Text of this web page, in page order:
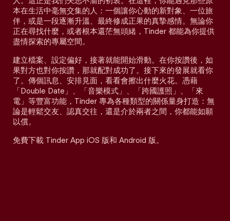
本在生活中毫無交集的人：一個讓你心動的新對象、一位旅
伴，或是一段逐漸升溫、最終修成正果的真摯感情。無論你
正在尋找什麼，或者根本還茫無頭緒，Tinder 都能為你提供
盡情探索的專屬空間。
建立檔案、設定偏好，接著就能開始滑動。在你按讚後，如
果對方也對你按讚，那就配對成功了。接下來的發展就看你
了。傳個訊息、安排見面，看看會擦出什麼火花。憑藉
「Double Date」、「音樂模式」、「跨國護照」、「來
電」等豐富功能，Tinder 專為各種類型的關係量身打造：無
論是輕鬆交友、認真交往，還是介於兩者之間，你都能如願
以償。
免費下載 Tinder App iOS 版和 Android 版。